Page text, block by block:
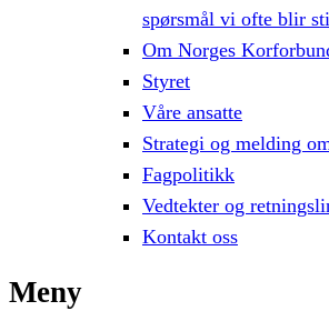
spørsmål vi ofte blir
Om Norges
Styret
Våre ansatte
Strategi og melding
Fagpolitikk
Vedtekter og
Kontakt oss
Meny